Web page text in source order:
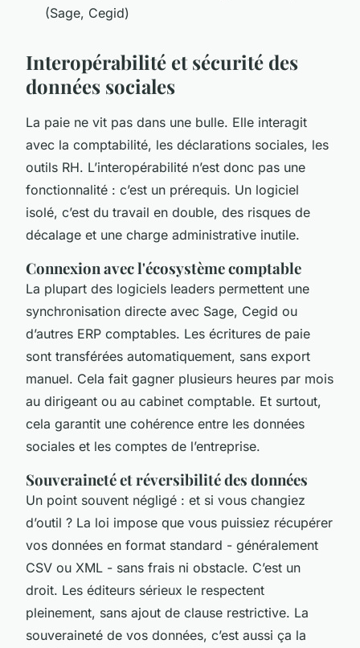
(Sage, Cegid)
Interopérabilité et sécurité des
données sociales
La paie ne vit pas dans une bulle. Elle interagit
avec la comptabilité, les déclarations sociales, les
outils RH. L’interopérabilité n’est donc pas une
fonctionnalité : c’est un prérequis. Un logiciel
isolé, c’est du travail en double, des risques de
décalage et une charge administrative inutile.
Connexion avec l'écosystème comptable
La plupart des logiciels leaders permettent une
synchronisation directe avec Sage, Cegid ou
d’autres ERP comptables. Les écritures de paie
sont transférées automatiquement, sans export
manuel. Cela fait gagner plusieurs heures par mois
au dirigeant ou au cabinet comptable. Et surtout,
cela garantit une cohérence entre les données
sociales et les comptes de l’entreprise.
Souveraineté et réversibilité des données
Un point souvent négligé : et si vous changiez
d’outil ? La loi impose que vous puissiez récupérer
vos données en format standard - généralement
CSV ou XML - sans frais ni obstacle. C’est un
droit. Les éditeurs sérieux le respectent
pleinement, sans ajout de clause restrictive. La
souveraineté de vos données, c’est aussi ça la